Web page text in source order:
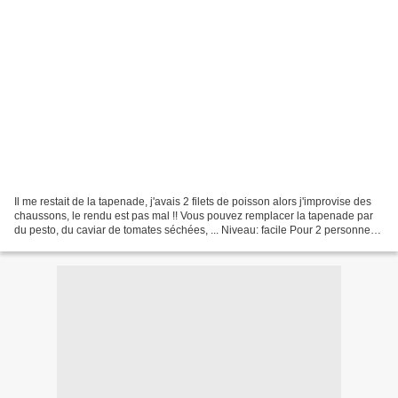
Il me restait de la tapenade, j'avais 2 filets de poisson alors j'improvise des
chaussons, le rendu est pas mal !! Vous pouvez remplacer la tapenade par
du pesto, du caviar de tomates séchées, ... Niveau: facile Pour 2 personnes